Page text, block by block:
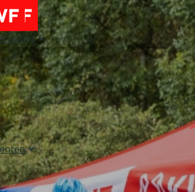
acties